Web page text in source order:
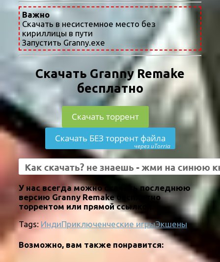
Важно
Скачать в несистемное место без
кириллицы в пути
Запустить Granny.exe
Скачать Granny Remake
бесплатно
Скачать торрент
Скачать БЕЗ торрент файла
через uTorria
У нас всегда можно скачать последнюю
версию Granny Remake бесплатно
торрентом или прямой ссылкой.
Tags: ИндиПриключенческие игрыЭкшены
Возможно, вам также понравится: